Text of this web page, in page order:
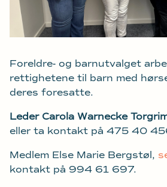
Foreldre- og barnutvalget
rettighetene til barn med
deres foresatte.
Leder Carola Warnecke
eller ta kontakt på 475 40
Medlem Else Marie Bergstøl,
kontakt på 994 61 697.